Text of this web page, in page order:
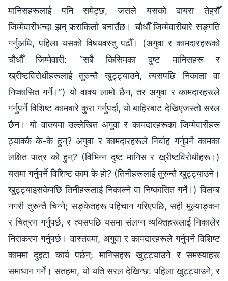
मानिसहरूलाई पनि समेट्छ, जसले यसको दायरा तेह्रौँ
जिम्मेवारीभन्दा झन् फराकिलो बनाउँछ। चौधौँ जिम्मेवारीबारे सङ्गति
गर्नुअघि, पहिला यसको विषयवस्तु पढौँ। (अगुवा र कामदारहरूको
चौधौँ जिम्मेवारी: “सबै किसिमका दुष्ट मानिसहरू र
ख्रीष्टविरोधीहरूलाई तुरुन्तै खुट्ट्याउने, त्यसपछि निकाला वा
निष्कासित गर्ने।”) यो वाक्य लामो छैन, तर अगुवा र कामदारहरूले
गर्नुपर्ने विशिष्ट कामबारे कुरा गर्नुपर्दा, यो बाहिरबाट देखिएजस्तो सरल
छैन। यो वाक्यमा उल्लेखित अगुवा र कामदारहरूका जिम्मेवारीहरू
ठ्याक्कै के-के हुन्? अगुवा र कामदारहरूले निर्वाह गर्नुपर्ने कामका
लक्षित पात्र को हुन्? (विभिन्न दुष्ट मानिस र ख्रीष्टविरोधीहरू।)
यसमा गर्नुपर्ने विशिष्ट काम के हो? (तिनीहरूलाई तुरुन्तै खुट्ट्याउने।
खुट्ट्याइसकेपछि तिनीहरूलाई निकाल्ने वा निष्कासित गर्ने।) विलम्ब
नगरी तुरुन्तै चिन्ने; सङ्केतहरू पहिचान गरिएपछि, सही मूल्याङ्कन
र चित्रण गर्नुपर्छ, र त्यसपछि यसमा संलग्न व्यक्तिहरूलाई निकालेर
निराकरण गर्नुपर्छ। वास्तवमा, अगुवा र कामदारहरूले गर्नुपर्ने विशिष्ट
काममा दुइटा कार्य पर्छन्: मानिसहरू खुट्ट्याउने र समस्याहरू
समाधान गर्ने। सतहमा, यो यति सरल देखिन्छ: पहिला खुट्ट्याउने, र